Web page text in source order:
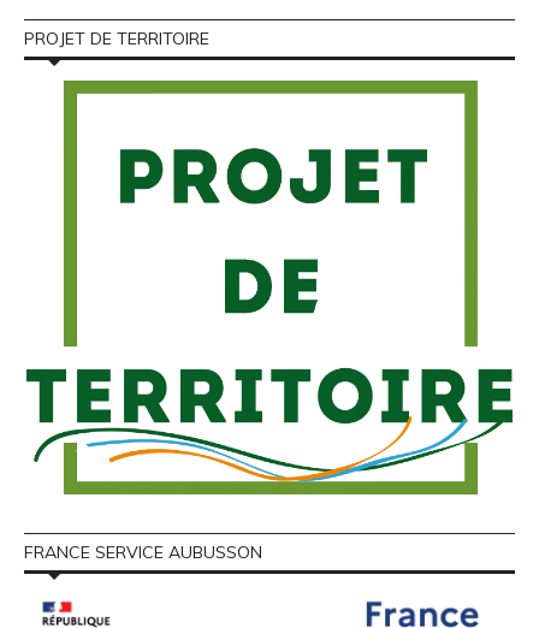
PROJET DE TERRITOIRE
FRANCE SERVICE AUBUSSON